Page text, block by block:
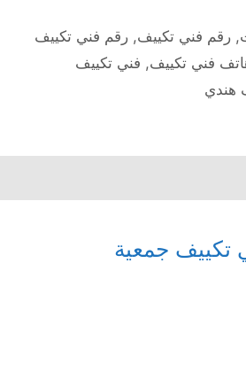
,رقم فني تكييف,رقم فني تكييف
فني تكييف, فني تكييف
هندي
تكييف جمعية